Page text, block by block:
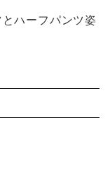
ハーフパンツ姿